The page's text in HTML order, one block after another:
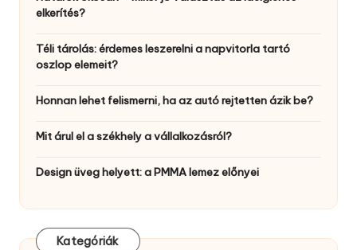
elkerítés?
Téli tárolás: érdemes leszerelni a napvitorla tartó
oszlop elemeit?
Honnan lehet felismerni, ha az autó rejtetten ázik be?
Mit árul el a székhely a vállalkozásról?
Design üveg helyett: a PMMA lemez előnyei
Kategóriák